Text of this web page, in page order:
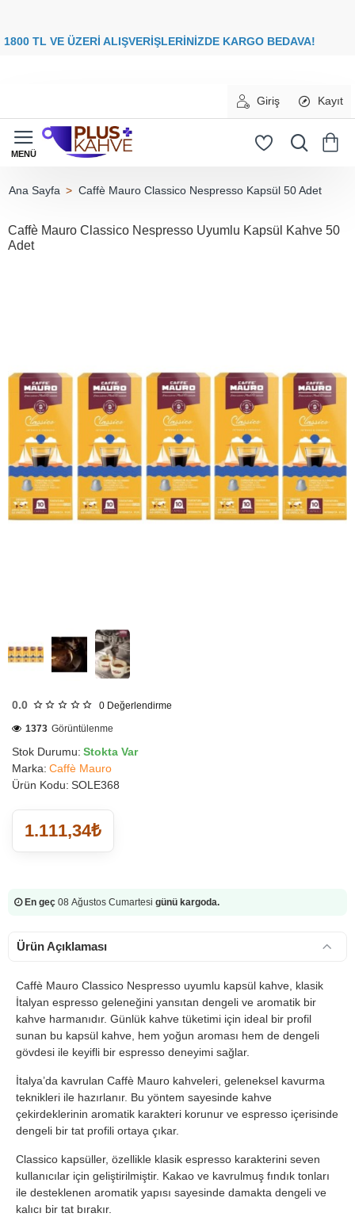
00 TL VE ÜZERİ ALIŞVERİŞLERİNİZDE KARGO
Giriş Kayıt
Caffè Mauro Classico Nespresso Kapsül 50 Adet
Caffè Mauro Classico Nespresso Uyumlu Kapsül Kahve 50
Adet
0.0 0 Değerlendirme
Stok Durumu: Stokta Var
Marka: Caffè Mauro
Ürün Kodu: SOLE368
1373 Görüntülenme
1.111,34₺
En geç 08 Ağustos Cumartesi günü kargoda.
Ürün Açıklaması
Caffè Mauro Classico Nespresso uyumlu kapsül kahve, klasik
İtalyan espresso geleneğini yansıtan dengeli ve aromatik bir
kahve harmanıdır. Günlük kahve tüketimi için ideal bir profil
sunan bu kapsül kahve, hem yoğun aroması hem de dengeli
gövdesi ile keyifli bir espresso deneyimi sağlar.
İtalya’da kavrulan Caffè Mauro kahveleri, geleneksel kavurma
teknikleri ile hazırlanır. Bu yöntem sayesinde kahve
çekirdeklerinin aromatik karakteri korunur ve espresso içerisinde
dengeli bir tat profili ortaya çıkar.
Classico kapsüller, özellikle klasik espresso karakterini seven
kullanıcılar için geliştirilmiştir. Kakao ve kavrulmuş fındık tonları
ile desteklenen aromatik yapısı sayesinde damakta dengeli ve
kalıcı bir tat bırakır.